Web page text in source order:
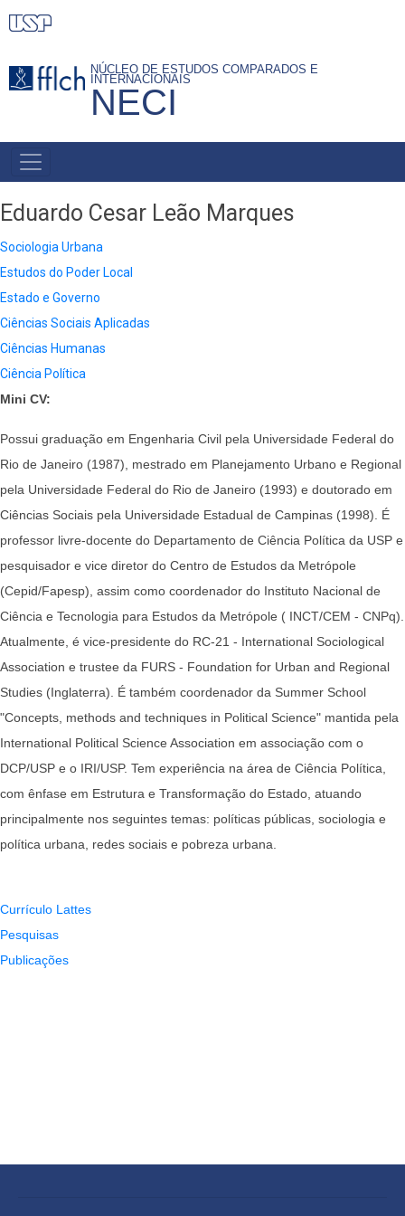
Pular
conteúdo
NÚCLEO DE ESTUDOS COMPARADOS E
INTERNACIONAIS
NECI
PRIMARY
LINKS
Eduardo Cesar Leão Marques
Sociologia Urbana
Estudos do Poder Local
Estado e Governo
Ciências Sociais Aplicadas
Ciências Humanas
Ciência Política
Mini CV:
Possui graduação em Engenharia Civil pela Universidade Federal do
Rio de Janeiro (1987), mestrado em Planejamento Urbano e Regional
pela Universidade Federal do Rio de Janeiro (1993) e doutorado em
Ciências Sociais pela Universidade Estadual de Campinas (1998). É
professor livre-docente do Departamento de Ciência Política da USP e
pesquisador e vice diretor do Centro de Estudos da Metrópole
(Cepid/Fapesp), assim como coordenador do Instituto Nacional de
Ciência e Tecnologia para Estudos da Metrópole ( INCT/CEM - CNPq).
Atualmente, é vice-presidente do RC-21 - International Sociological
Association e trustee da FURS - Foundation for Urban and Regional
Studies (Inglaterra). É também coordenador da Summer School
"Concepts, methods and techniques in Political Science" mantida pela
International Political Science Association em associação com o
DCP/USP e o IRI/USP. Tem experiência na área de Ciência Política,
com ênfase em Estrutura e Transformação do Estado, atuando
principalmente nos seguintes temas: políticas públicas, sociologia e
política urbana, redes sociais e pobreza urbana.
Currículo Lattes
Pesquisas
Publicações